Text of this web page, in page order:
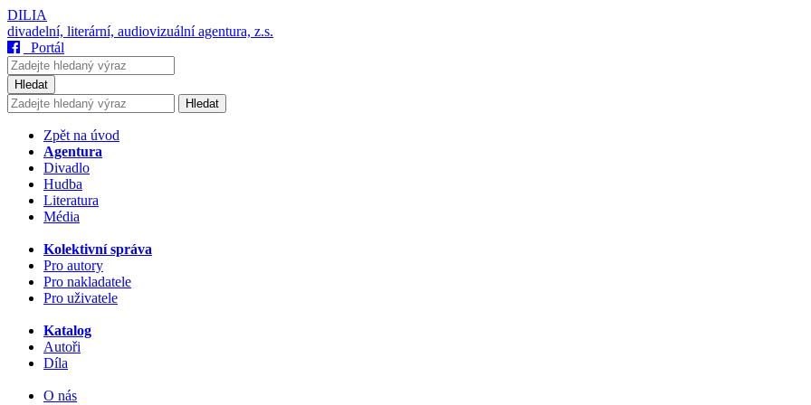
DILIA
divadelní, literární, audiovizuální agentura, z.s.
Portál
Hledat
Hledat
Zpět na úvod
Agentura
Divadlo
Hudba
Literatura
Média
Kolektivní správa
Pro autory
Pro nakladatele
Pro uživatele
Katalog
Autoři
Díla
O nás